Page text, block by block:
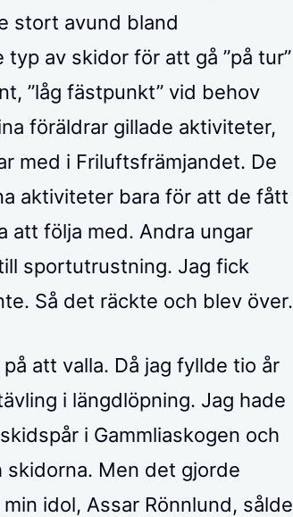
stort avund bland
av skidor för att gå ”på tur”
”låg fästpunkt” vid behov
föräldrar gillade aktiviteter,
med i Friluftsfrämjandet. De
aktiviteter bara för att de fått
att följa med. Andra ungar
sportutrustning. Jag fick
Så det räckte och blev över.
att valla. Då jag fyllde tio år
i längdlöpning. Jag hade
i Gammliaskogen och
Men det gjorde
idol, Assar Rönnlund, sålde